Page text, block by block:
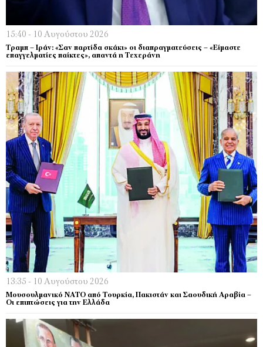
15:40 - 10 Αυγούστου 2026
Τραμπ – Ιράν: «Σαν παρτίδα σκάκι» οι διαπραγματεύσεις – «Είμαστε
επαγγελματίες παίκτες», απαντά η Τεχεράνη
13:35 - 10 Αυγούστου 2026
Μουσουλμανικό ΝΑΤΟ από Τουρκία, Πακιστάν και Σαουδική Αραβία –
Οι επιπτώσεις για την Ελλάδα